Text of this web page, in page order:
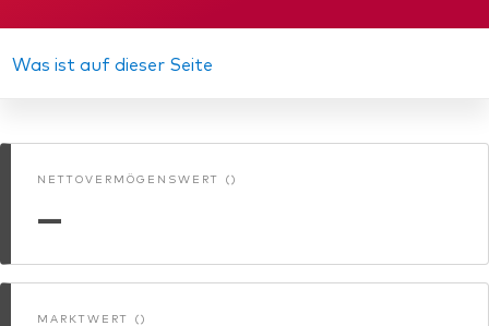
Aktien
Anleihen
Anlagefokus
Weltweit
Regional
Einkommen
ESG
Unsere Mission
Jahresbericht
Gründungs­urkunde
Zwischenbericht
Was ist auf dieser Seite
NETTOVERMÖGENSWERT ()
—
MARKTWERT ()